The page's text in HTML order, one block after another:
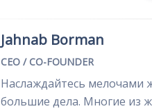
Jahnab Borman
CEO / CO-FOUNDER
Наслаждайтесь мелочами
большие дела. Многие из